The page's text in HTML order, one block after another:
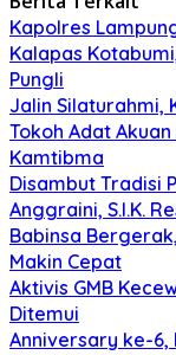
Kapolres
Kalapas
Pungli
Jalin Silaturahmi,
Tokoh Adat
Kamtibma
Disambut Tradisi
Anggraini, S.I.K.
Babinsa
Makin Cepat
Aktivis GMB
Ditemui
Anniversary ke-6,